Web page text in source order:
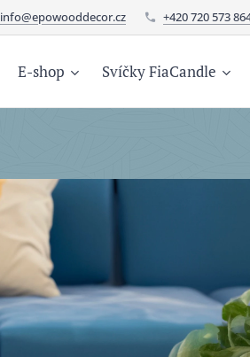
info@epowooddecor.cz +420 720 573
E-shop Svíčky FiaCandle